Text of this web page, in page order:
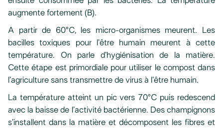
augmente fortement (B).
A partir de 60°C, les micro-organismes meurent. Les
bacilles toxiques pour l’être humain meurent à cette
température. On parle d’hygiénisation de la matière.
Cette étape est primordiale pour utiliser le compost dans
l’agriculture sans transmettre de virus à l’être humain.
La température atteint un pic vers 70°C puis redescend
avec la baisse de l’activité bactérienne. Des champignons
s’installent dans la matière et décomposent les fibres et